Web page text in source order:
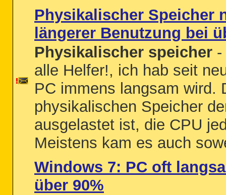
Physikalischer Speicher
längerer Benutzung bei
Physikalischer speicher -
alle Helfer!, ich hab seit
PC immens langsam wird.
physikalischen Speicher
ausgelastet ist, die CPU
Meistens kam es auch
Windows 7: PC oft
über 90%